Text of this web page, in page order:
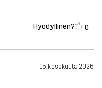
Hyödyllinen? 0
15. kesäkuuta 2026